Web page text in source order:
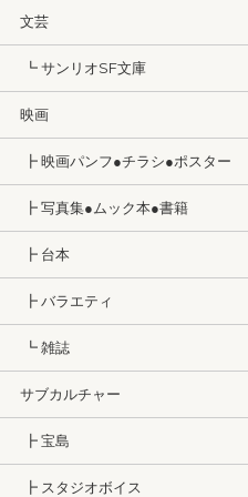
文芸
┗ サンリオSF文庫
映画
┣ 映画パンフ●チラシ●ポスター
┣ 写真集●ムック本●書籍
┣ 台本
┣ バラエティ
┗ 雑誌
サブカルチャー
┣ 宝島
┣ スタジオボイス